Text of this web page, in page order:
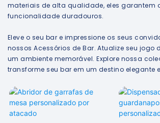
materiais de alta qualidade, eles garantem
funcionalidade duradouros.
Eleve o seu bar e impressione os seus
nossos Acessórios de Bar. Atualize seu jogo
um ambiente memorável. Explore nossa
transforme seu bar em um destino elegante